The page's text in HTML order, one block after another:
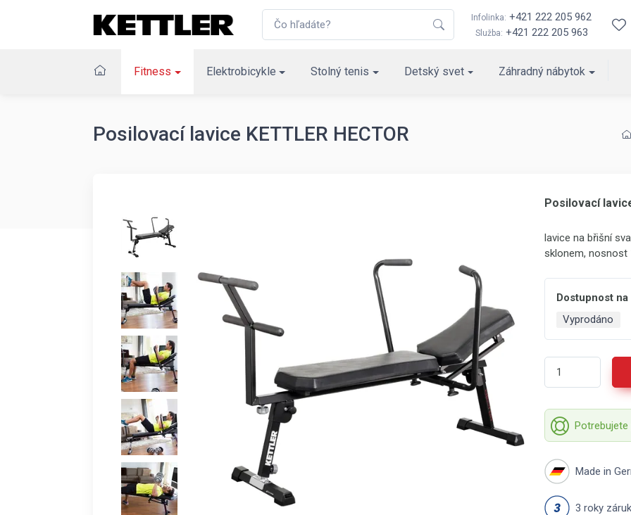
Infolinka: +421 222 205 962
Služba: +421 222 205 963
Fitness Elektrobicykle Stolný tenis Detský svet Záhradný nábytok
Posilovací lavice KETTLER HECTOR
Posilovací
lavice na břišní
sklonem, nosnost
Dostupnost
Vyprodáno
Made in
3 roky